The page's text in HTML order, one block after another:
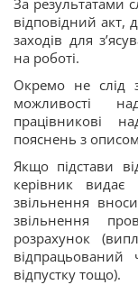
За результатами
відповідний акт,
заходів для
на роботі.
Окремо не слід
можливості
працівникові
пояснень з
Якщо підстави
керівник
звільнення
звільнення
розрахунок
відпрацьований
відпустку тощо).